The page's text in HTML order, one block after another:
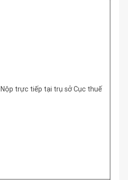
Nộp trực tiếp tại trụ sở Cục thuế